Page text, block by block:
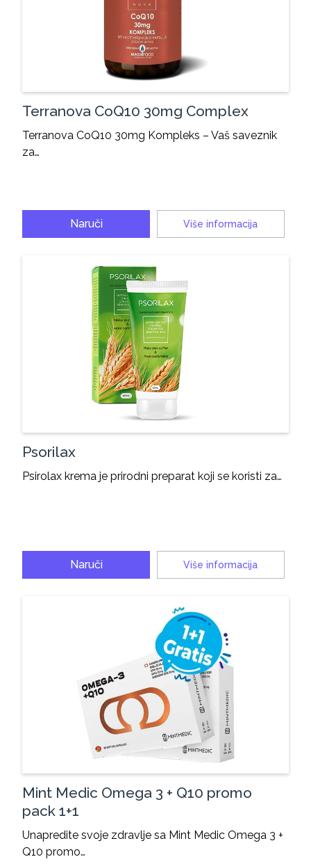
Terranova CoQ10 30mg Complex
Terranova CoQ10 30mg Kompleks – Vaš saveznik
za…
Naruči Više informacija
Psorilax
Psirolax krema je prirodni preparat koji se koristi za…
Naruči Više informacija
Mint Medic Omega 3 + Q10 promo
pack 1+1
Unapredite svoje zdravlje sa Mint Medic Omega 3 +
Q10 promo…